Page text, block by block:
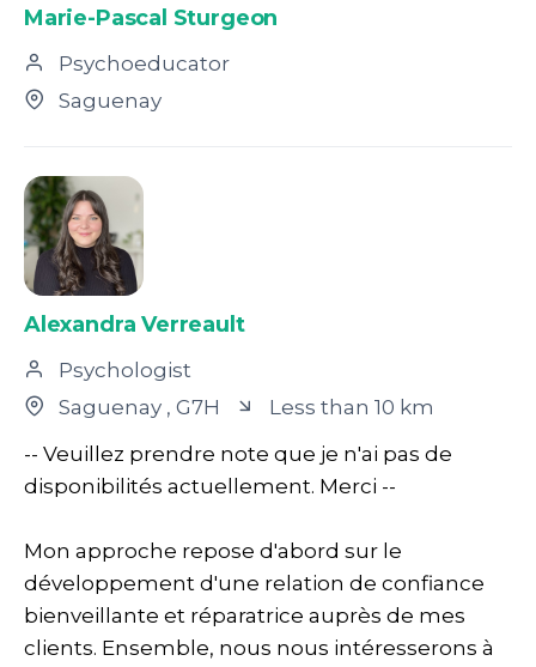
Marie-Pascal Sturgeon
Psychoeducator
Saguenay
Alexandra Verreault
Psychologist
Saguenay , G7H
Less than 10 km
-- Veuillez prendre note que je n'ai pas de
disponibilités actuellement. Merci --
Mon approche repose d'abord sur le
développement d'une relation de confiance
bienveillante et réparatrice auprès de mes
clients. Ensemble, nous nous intéresserons à